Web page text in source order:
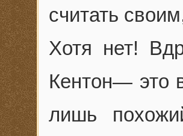
считать
Хотя нет!
Кентон— это
лишь